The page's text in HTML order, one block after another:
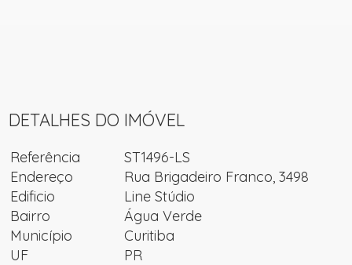
DETALHES DO IMÓVEL
Referência
ST1496-LS
Endereço
Rua Brigadeiro Franco, 3498
Edificio
Line Stúdio
Bairro
Água Verde
Município
Curitiba
UF
PR